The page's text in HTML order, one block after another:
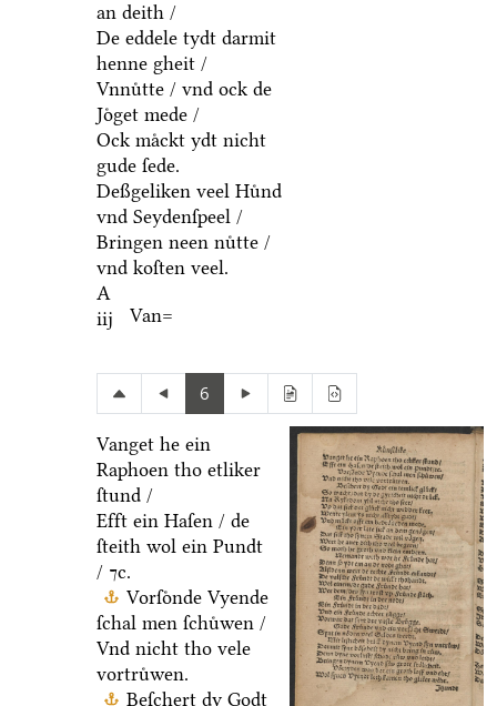
an deith /
De eddele tydt darmit
henne gheit /
Vnnuͤtte / vnd ock de
Joͤget mede /
Ock maͤckt ydt nicht
gude ſede.
Deßgeliken veel Huͤnd
vnd Seydenſpeel /
Bringen neen nuͤtte /
vnd koſten veel.
A
iij
Van=
6
Vanget he ein
Raphoen tho etliker
ſtund /
Efft ein Haſen / de
ſteith wol ein Pundt
/ ⁊c.
Vorſoͤnde Vyende
ſchal men ſchuͤwen /
Vnd nicht tho vele
vortruͤwen.
Beſchert dy Godt